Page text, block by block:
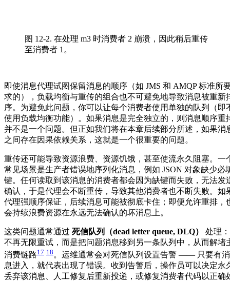
图 12-2. 在处理 m3 时消费者 2 崩溃，因此稍后重传
至消费者 1。
即使消息代理试图保留消息的顺序（如 JMS 和 AMQP 标准所
求的），负载均衡与重传的组合也不可避免地导致消息被重新
序。为避免此问题，你可以让每个消费者使用单独的队列（即
使用负载均衡功能）。如果消息是完全独立的，则消息顺序重
并不是一个问题。但正如我们将在本章后续部分所述，如果消
之间存在因果依赖关系，这就是一个很重要的问题。
重传还可能导致资源浪费、资源饥饿，甚至使流永久阻塞。一
常见场景是生产者错误地序列化消息，例如 JSON 对象缺少必
键。任何读取到该消息的消费者都会因为缺键而失败，无法发
确认，于是代理会不断重传，导致其他消费者也不断失败。如
代理强顺序保证，后续消息可能被彻底卡住；即便允许重排，
会持续浪费资源在永远无法确认的坏消息上。
这类问题通常通过 死信队列（dead letter queue, DLQ）
处理：
不再无限重试，而是把问题消息移到另一条队列中，从而解堵
消费链路17 18 。运维通常会对死信队列设置告警 —— 只要有消
息进入，就代表出现了错误。收到告警后，操作员可以决定永
丢弃该消息、人工修复后重新投递，或修复消费者代码以正确